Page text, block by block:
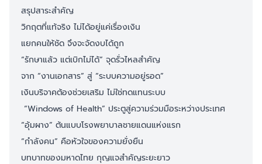
สรุปสาระสำคัญ
วิกฤตที่แท้จริง ไม่ได้อยู่แค่เรื่องเงิน
แยกคนให้ชัด จึงจะจัดงบได้ถูก
“รักษาแล้ว แต่เบิกไม่ได้” จุดรั่วไหลสำคัญ
จาก “งานเอกสาร” สู่ “ระบบความอยู่รอด”
เงินบริจาคต้องช่วยเสริม ไม่ใช่ทดแทนระบบ
“Windows of Health” ประตูสู่ความร่วมมือระหว่างประเทศ
“อุ้มผาง” ต้นแบบโรงพยาบาลชายแดนแห่งแรก
“กำลังคน” คือหัวใจของความยั่งยืน
บทบาทของมหาดไทย กุญแจสำคัญระยะยาว